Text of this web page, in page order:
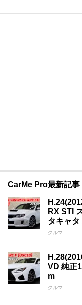
CarMe Pro最新記事
RX STI
タキャ
クルマ
VD 純正
m
クルマ